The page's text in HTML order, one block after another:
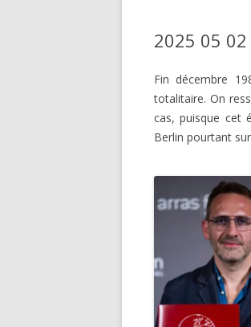
2025 05
Fin décembre
totalitaire. On
cas, puisque cet
Berlin pourtant